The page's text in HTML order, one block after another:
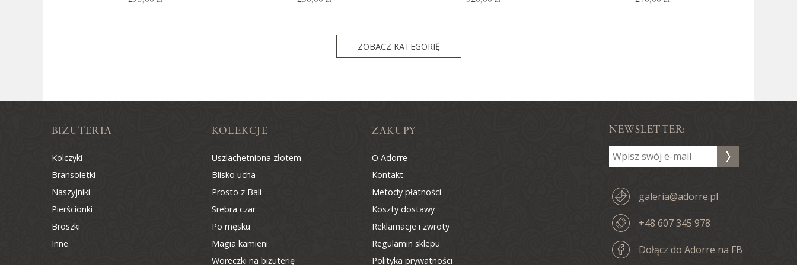
ZOBACZ KATEGORIĘ
NEWSLETTER:
galeria@adorre.pl
+48 607 345 978
Dołącz do Adorre na FB
BIŻUTERIA
Kolczyki
Bransoletki
Naszyjniki
Pierścionki
Broszki
Inne
KOLEKCJE
Uszlachetniona złotem
Blisko ucha
Prosto z Bali
Srebra czar
Po męsku
Magia kamieni
Woreczki na biżuterię
ZAKUPY
O Adorre
Kontakt
Metody płatności
Koszty dostawy
Reklamacje i zwroty
Regulamin sklepu
Polityka prywatności